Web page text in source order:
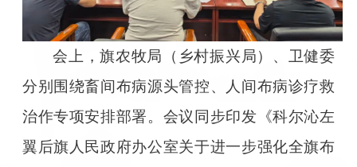
会上，旗农牧局（乡村振兴局）、卫健委
分别围绕畜间布病源头管控、人间布病诊疗救
治作专项安排部署。会议同步印发《科尔沁左
翼后旗人民政府办公室关于进一步强化全旗布